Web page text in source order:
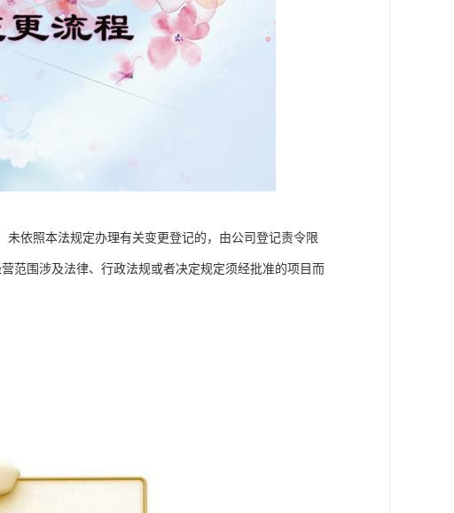
未依照本法规定办理有关变更登记的，由公司登记责令限
范围涉及法律、行政法规或者决定规定须经批准的项目而